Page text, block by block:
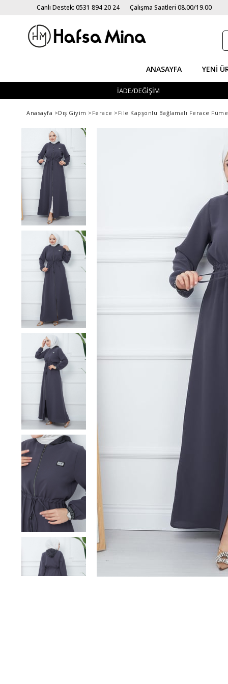
Canlı Destek: 0531 894 20 24 Çalışma Saatleri 08.00/19.00
ANASAYFA YENI
İADE/DEĞİŞİM
Anasayfa >Dış Giyim > Ferace > File Kapşonlu Bağlamalı Ferace